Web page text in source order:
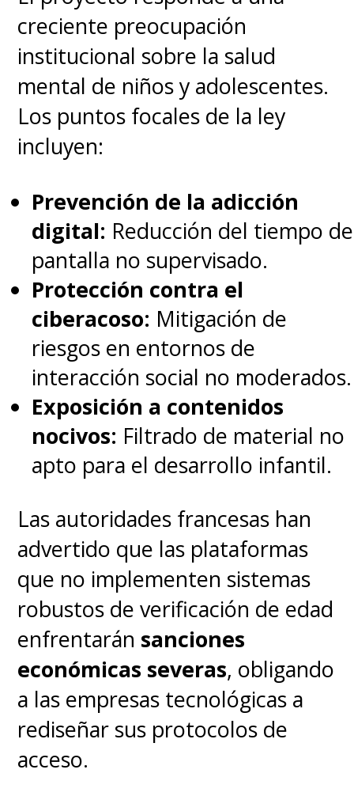
transcended all language
I’m crying
pic.twitter.com/mQfAXu2CDQ
— edy (@danielarmands)January 14, 2025
xiaohongshu’s for you
page is infinitely cooler
than any other app’s for
you page
pic.twitter.com/XTQgWxAWJg
— Hurt CoPain (@SaeedDiCaprio)January 14, 2025
Tras ganar tracción entre los
jóvenes chinos durante los años
cuenta actualmente con 300
millones de usuarios activos
cada mes, de los que el 79 por
ciento son mujeres.
No obstante, el portal de
noticias tecnológicasTechCrunch
afirmó quela plataforma está
centrada en usuarios chinos y
creciente preocupación
institucional sobre la salud
mental de niños y adolescentes.
Los puntos focales de la ley
incluyen:
Prevención de la adicción
digital: Reducción del tiempo de
pantalla no supervisado.
Protección contra el
ciberacoso: Mitigación de
riesgos en entornos de
interacción social no moderados.
Exposición a contenidos
nocivos: Filtrado de material no
apto para el desarrollo infantil.
Las autoridades francesas han
advertido que las plataformas
que no implementen sistemas
robustos de verificación de edad
enfrentarán sanciones
económicas severas, obligando
a las empresas tecnológicas a
rediseñar sus protocolos de
acceso.